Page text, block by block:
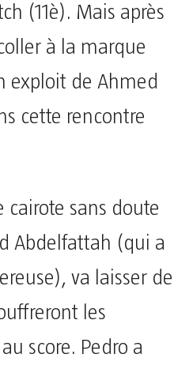
(11è). Mais après
à la marque
exploit de Ahmed
cette rencontre
cairote sans doute
Abdelfattah (qui a
va laisser de
les
score. Pedro a